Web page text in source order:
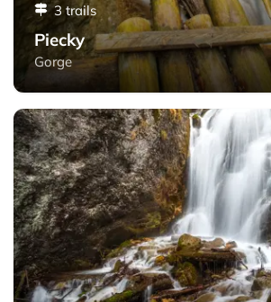
3 trails
Piecky
Gorge
Zejmarská roklina - Slovak Paradise